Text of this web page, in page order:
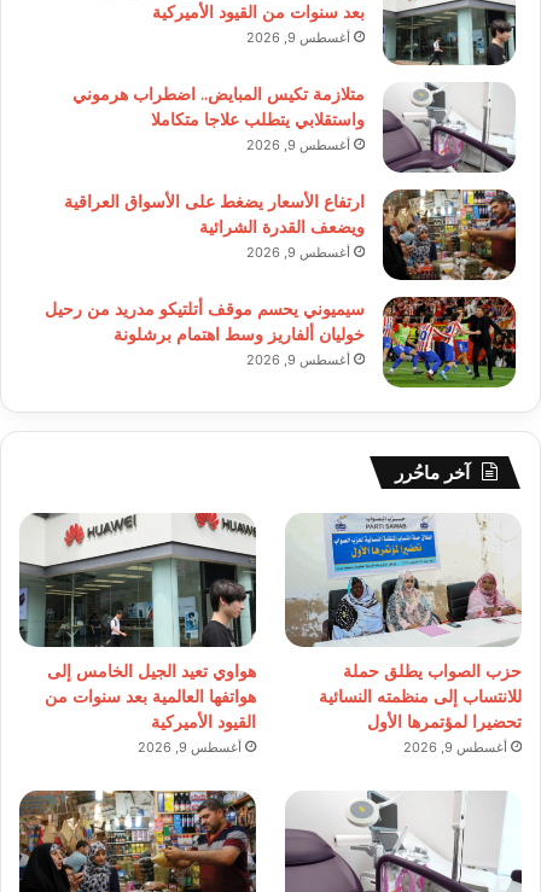
بعد سنوات من القيود الأميركية
أغسطس 9, 2026
متلازمة تكيس المبايض.. اضطراب هرموني
واستقلابي يتطلب علاجا متكاملا
أغسطس 9, 2026
ارتفاع الأسعار يضغط على الأسواق العراقية
ويضعف القدرة الشرائية
أغسطس 9, 2026
سيميوني يحسم موقف أتلتيكو مدريد من رحيل
خوليان ألفاريز وسط اهتمام برشلونة
أغسطس 9, 2026
آخر ماحُرر
حزب الصواب يطلق حملة
للانتساب إلى منظمته النسائية
تحضيرا لمؤتمرها الأول
أغسطس 9, 2026
هواوي تعيد الجيل الخامس إلى
هواتفها العالمية بعد سنوات من
القيود الأميركية
أغسطس 9, 2026